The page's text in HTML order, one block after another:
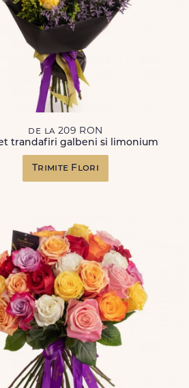
de la 209 RON
trandafiri galbeni si limonium
Trimite Flori